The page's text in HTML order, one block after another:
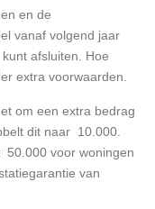
en de
vanaf volgend jaar
afsluiten. Hoe
extra voorwaarden.
om een extra bedrag
dit naar  10.000.
50.000 voor woningen
van